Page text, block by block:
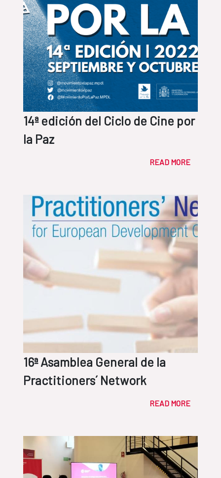
14ª edición del Ciclo de Cine por
la Paz
READ MORE
16ª Asamblea General de la
Practitioners´ Network
READ MORE